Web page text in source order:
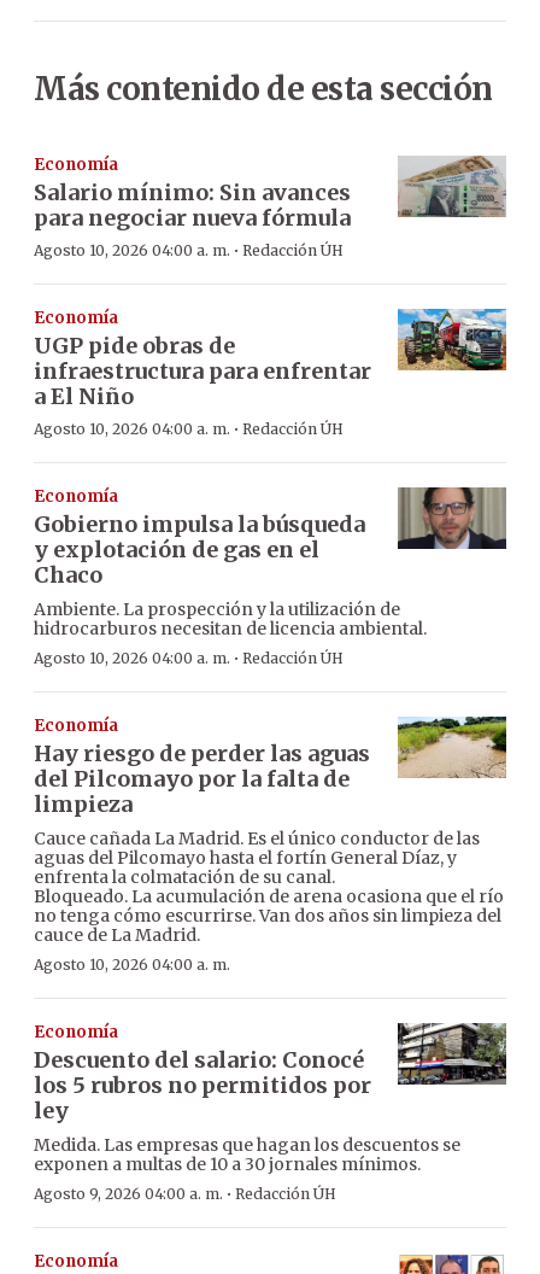
Más contenido de esta sección
Economía
Salario mínimo: Sin avances
para negociar nueva fórmula
Agosto 10, 2026 04:00 a. m. · Redacción ÚH
Economía
UGP pide obras de
infraestructura para enfrentar
a El Niño
Agosto 10, 2026 04:00 a. m. · Redacción ÚH
Economía
Gobierno impulsa la búsqueda
y explotación de gas en el
Chaco
Ambiente. La prospección y la utilización de
hidrocarburos necesitan de licencia ambiental.
Agosto 10, 2026 04:00 a. m. · Redacción ÚH
Economía
Hay riesgo de perder las aguas
del Pilcomayo por la falta de
limpieza
Cauce cañada La Madrid. Es el único conductor de las
aguas del Pilcomayo hasta el fortín General Díaz, y
enfrenta la colmatación de su canal.
Bloqueado. La acumulación de arena ocasiona que el río
no tenga cómo escurrirse. Van dos años sin limpieza del
cauce de La Madrid.
Agosto 10, 2026 04:00 a. m.
Economía
Descuento del salario: Conocé
los 5 rubros no permitidos por
ley
Medida. Las empresas que hagan los descuentos se
exponen a multas de 10 a 30 jornales mínimos.
Agosto 9, 2026 04:00 a. m. · Redacción ÚH
Economía